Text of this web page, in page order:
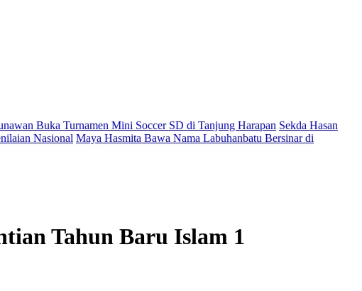
Buka Turnamen Mini Soccer SD di Tanjung Harapan Sekda Hasan
Nasional Maya Hasmita Bawa Nama Labuhanbatu Bersinar di
Tahun Baru Islam 1